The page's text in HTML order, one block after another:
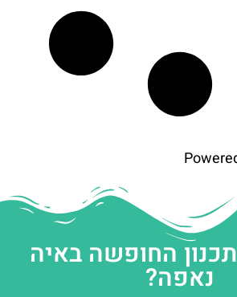
החופשה באיה
נאפה?